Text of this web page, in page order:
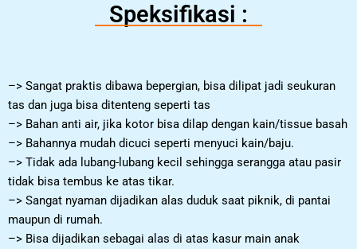
Speksifikasi :
–> Sangat praktis dibawa bepergian, bisa dilipat jadi seukuran
tas dan juga bisa ditenteng seperti tas
–> Bahan anti air, jika kotor bisa dilap dengan kain/tissue basah
–> Bahannya mudah dicuci seperti menyuci kain/baju.
–> Tidak ada lubang-lubang kecil sehingga serangga atau pasir
tidak bisa tembus ke atas tikar.
–> Sangat nyaman dijadikan alas duduk saat piknik, di pantai
maupun di rumah.
–> Bisa dijadikan sebagai alas di atas kasur main anak